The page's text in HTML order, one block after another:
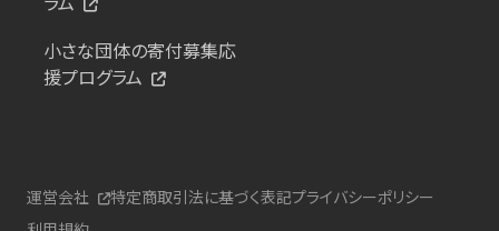
小さな団体の寄付募集応
援プログラム
運営会社 特定商取引法に基づく表記プライバシーポリシー